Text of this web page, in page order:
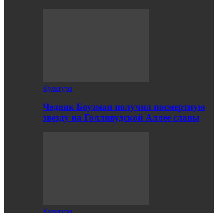
Культура
Чедвик Боузман получил посмертную
звезду на Голливудской Аллее славы
Культура